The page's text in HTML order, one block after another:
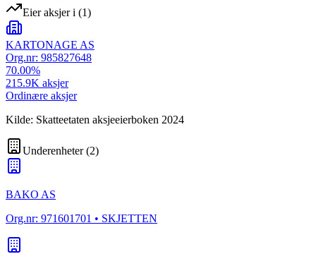
Eier aksjer i (1)
KARTONAGE AS
Org.nr: 985827648
70.00%
215.9K aksjer
Ordinære aksjer
Kilde: Skatteetaten aksjeeierboken 2024
Underenheter(2)
BAKO AS
Org.nr: 971601701 • SKJETTEN